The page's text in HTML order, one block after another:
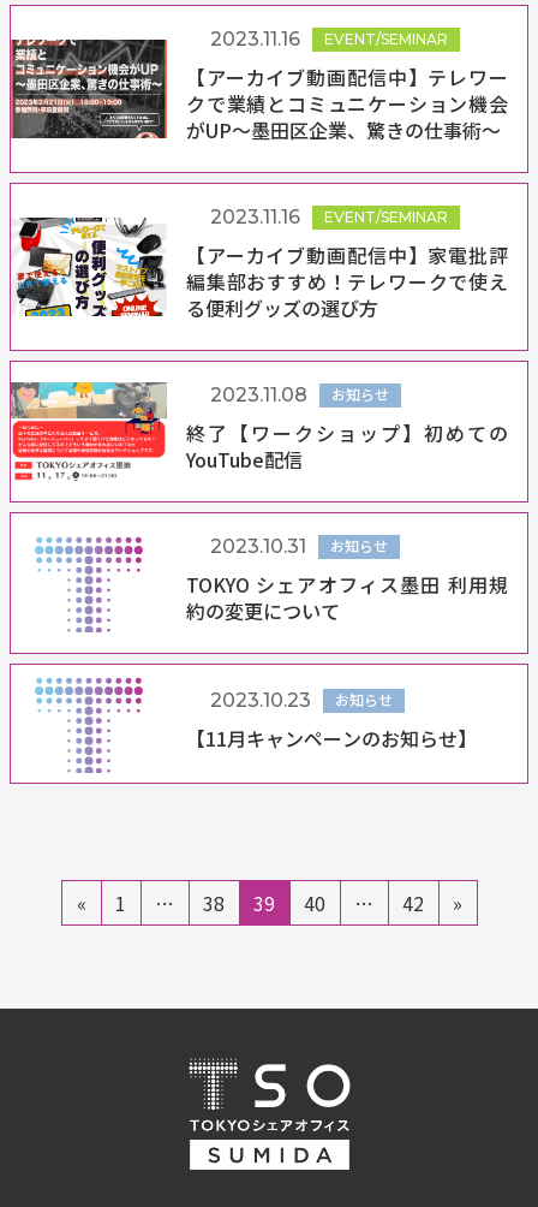
【アーカイブ動画配信中】テレワー
クで業績とコミュニケーション機会
がUP〜墨田区企業、驚きの仕事術〜
2023.11.16 EVENT/SEMINAR
【アーカイブ動画配信中】家電批評
編集部おすすめ！テレワークで使え
る便利グッズの選び方
2023.11.16 EVENT/SEMINAR
終了【ワークショップ】初めての
YouTube配信
2023.11.08 お知らせ
TOKYO シェアオフィス墨田 利用規
約の変更について
2023.10.31 お知らせ
【11月キャンペーンのお知らせ】
2023.10.23 お知らせ
«
固
定
ジ
1 …
固
定
ジ
38
固
定
ジ
39
固
定
ジ
40 …
固
定
ジ
42 »